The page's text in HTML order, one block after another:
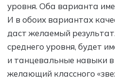
уровня. Оба варианта
И в обоих вариантах
даст желаемый
среднего уровня, будет
и танцевальные навыки
желающий классного